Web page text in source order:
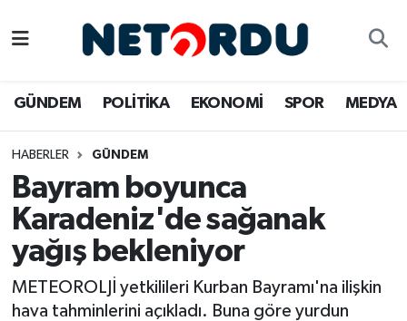
GÜNDEM POLİTİKA EKONOMİ SPOR MEDYA
HABERLER GÜNDEM
Bayram boyunca
Karadeniz'de sağanak
yağış bekleniyor
METEOROLJİ yetkilileri Kurban Bayramı'na ilişkin
hava tahminlerini açıkladı. Buna göre yurdun
DÜNYA
EĞİTİM
EKONOMİ
Namaz Vakitleri
Trafik Durumu
Süper Lig Puan Durumu ve Fikstür
Tüm Manşetler